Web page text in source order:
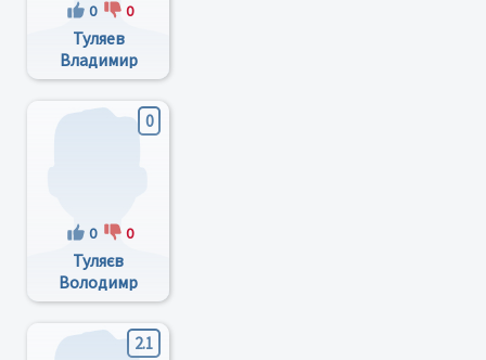
0 0
Туляев
Владимир
Владимирович
0
0 0
Туляєв
Володимр
Володимирович
2.1